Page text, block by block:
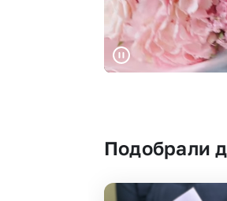
Подобрали